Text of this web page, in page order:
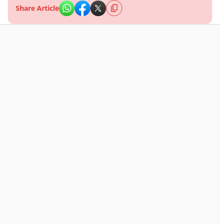
Share Article